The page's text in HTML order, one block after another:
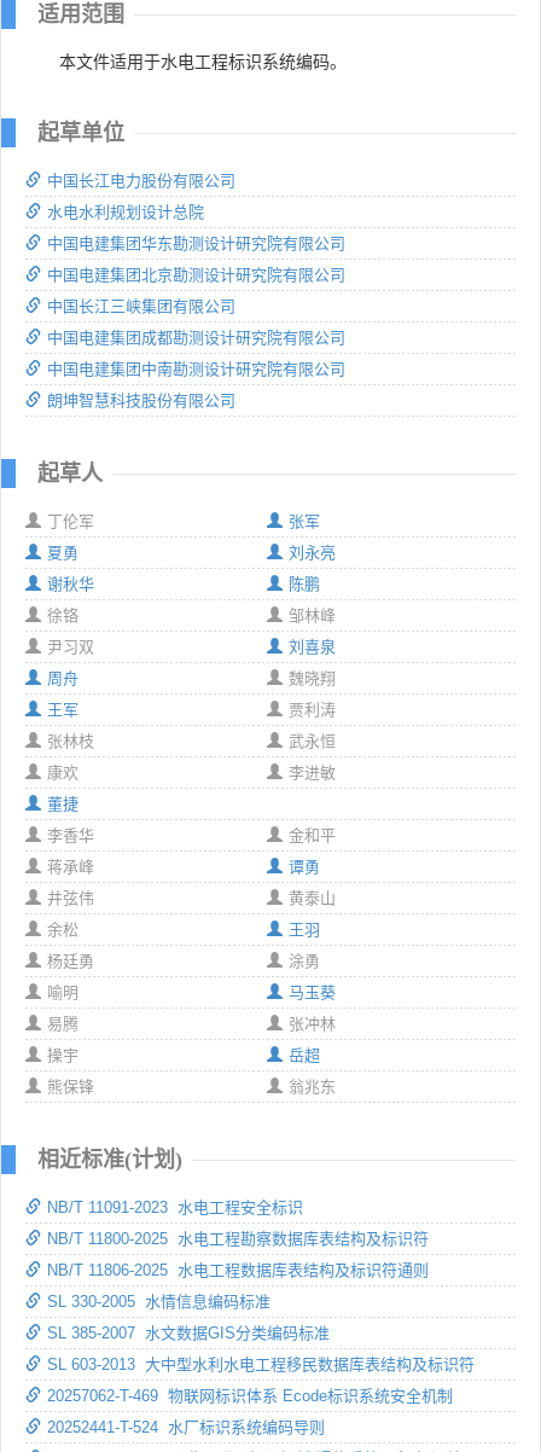
适用范围
本文件适用于水电工程标识系统编码。
起草单位
中国长江电力股份有限公司
水电水利规划设计总院
中国电建集团华东勘测设计研究院有限公司
中国电建集团北京勘测设计研究院有限公司
中国长江三峡集团有限公司
中国电建集团成都勘测设计研究院有限公司
中国电建集团中南勘测设计研究院有限公司
朗坤智慧科技股份有限公司
起草人
丁伦军
张军
夏勇
刘永亮
谢秋华
陈鹏
徐铬
邹林峰
尹习双
刘喜泉
周舟
魏晓翔
王军
贾利涛
张林枝
武永恒
康欢
李进敏
董捷
李香华
金和平
蒋承峰
谭勇
井弦伟
黄泰山
余松
王羽
杨廷勇
涂勇
喻明
马玉葵
易腾
张冲林
操宇
岳超
熊保锋
翁兆东
相近标准(计划)
NB/T 11091-2023 水电工程安全标识
NB/T 11800-2025 水电工程勘察数据库表结构及标识符
NB/T 11806-2025 水电工程数据库表结构及标识符通则
SL 330-2005 水情信息编码标准
SL 385-2007 水文数据GIS分类编码标准
SL 603-2013 大中型水利水电工程移民数据库表结构及标识符
20257062-T-469 物联网标识体系 Ecode标识系统安全机制
20252441-T-524 水厂标识系统编码导则